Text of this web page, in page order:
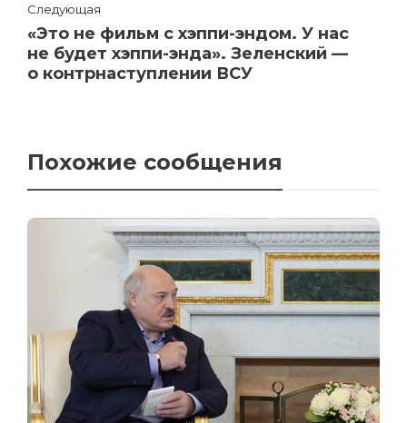
Следующая
«Это не фильм с хэппи-эндом. У нас
не будет хэппи-энда». Зеленский —
о контрнаступлении ВСУ
Похожие сообщения